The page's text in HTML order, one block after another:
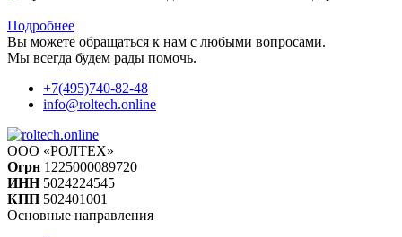
Подробнее
Вы можете обращаться к нам с любыми вопросами.
Мы всегда будем рады помочь.
+7(495)740-82-48
info@roltech.online
ООО «РОЛТЕХ»
Огрн 1225000089720
ИНН5024224545
КПП 502401001
Основные направления